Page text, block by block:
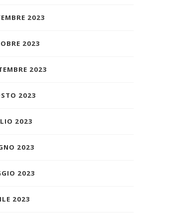
2023
2023
2023
2023
2023
2023
2023
2023